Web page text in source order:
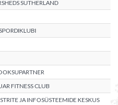
SUTHERLAND
FITNESS CLUB
JA INFOSÜSTEEMIDE KESKUS